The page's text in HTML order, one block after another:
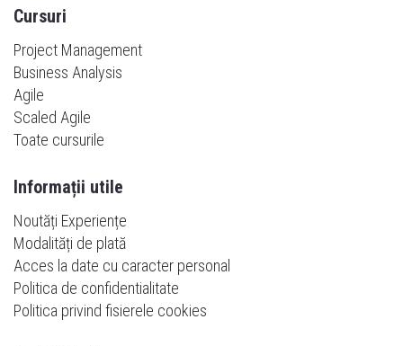
Cursuri
Project Management
Business Analysis
Agile
Scaled Agile
Toate cursurile
Informații utile
Noutăți Experiențe
Modalități de plată
Acces la date cu caracter personal
Politica de confidentialitate
Politica privind fisierele cookies